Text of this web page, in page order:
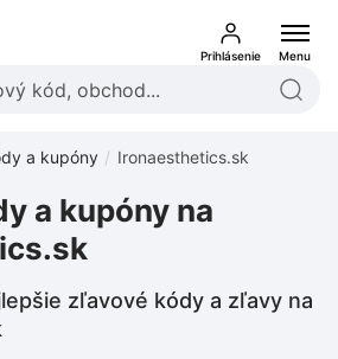
Prihlásenie Menu
a kupóny Ironaesthetics.sk
a kupóny na
zľavové kódy a zľavy na